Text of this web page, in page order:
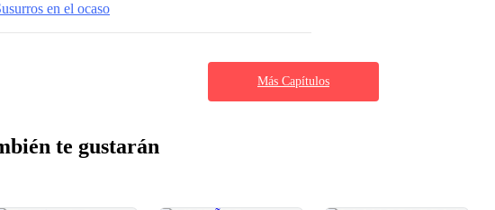
en el ocaso
Más Capítulos
te gustarán